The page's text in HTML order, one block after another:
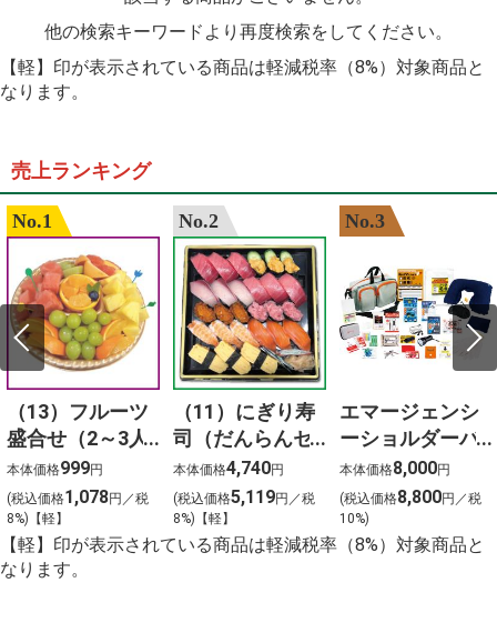
%E8%A3%8F%E8%A1%A8
%E6%A5%BD%E5%BF%83
%E8%B0%B7%E4%B8%8A
%E4%BA%88%E7%B4%84
haikyuu 3.%C3%A9vad 9r%C3%A9sz
%E8%91%89%E9%85%B8
%E3%81%8B%E3%81%A4%E3%81%BE%E3%82%93
他の検索キーワードより再度検索をしてください。
【軽】印が表示されている商品は軽減税率（8%）対象商品と
なります。
売上ランキング
No.1
（13）フルーツ
盛合せ（2～3人
前）
本体価格999円
(税込価格1,078円／税
8%)【軽】
No.2
（11）にぎり寿
司（だんらんセ
ット）3人前
本体価格4,740円
(税込価格5,119円／税
8%)【軽】
No.3
エマージェンシ
ーショルダーバ
ッグ24点セット
本体価格8,000円
(税込価格8,800円／税
10%)
【軽】印が表示されている商品は軽減税率（8%）対象商品と
なります。